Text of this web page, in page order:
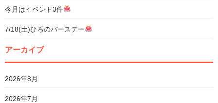
今月はイベント3件
7/18(土)ひろのバースデー
アーカイブ
2026年8月
2026年7月